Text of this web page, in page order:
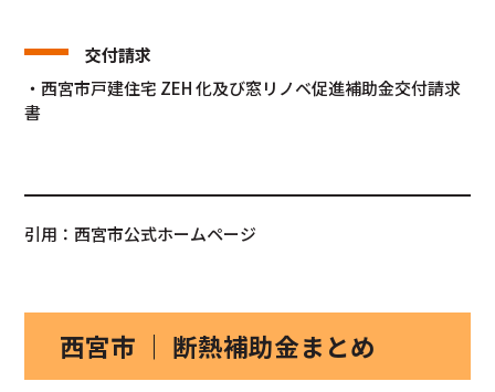
交付請求
・西宮市戸建住宅 ZEH 化及び窓リノベ促進補助金交付請求
書
引用：西宮市公式ホームページ
西宮市 ｜ 断熱補助金まとめ